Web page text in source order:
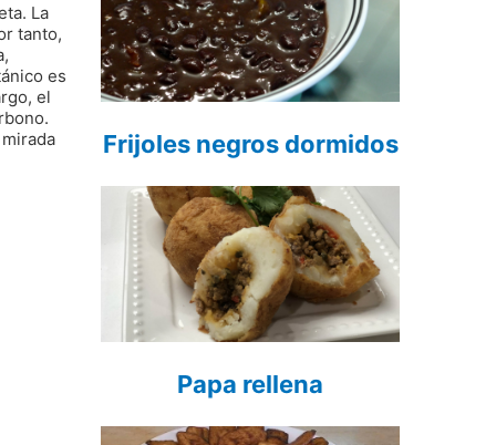
La
tanto,
es
el
Frijoles negros dormidos
Papa rellena